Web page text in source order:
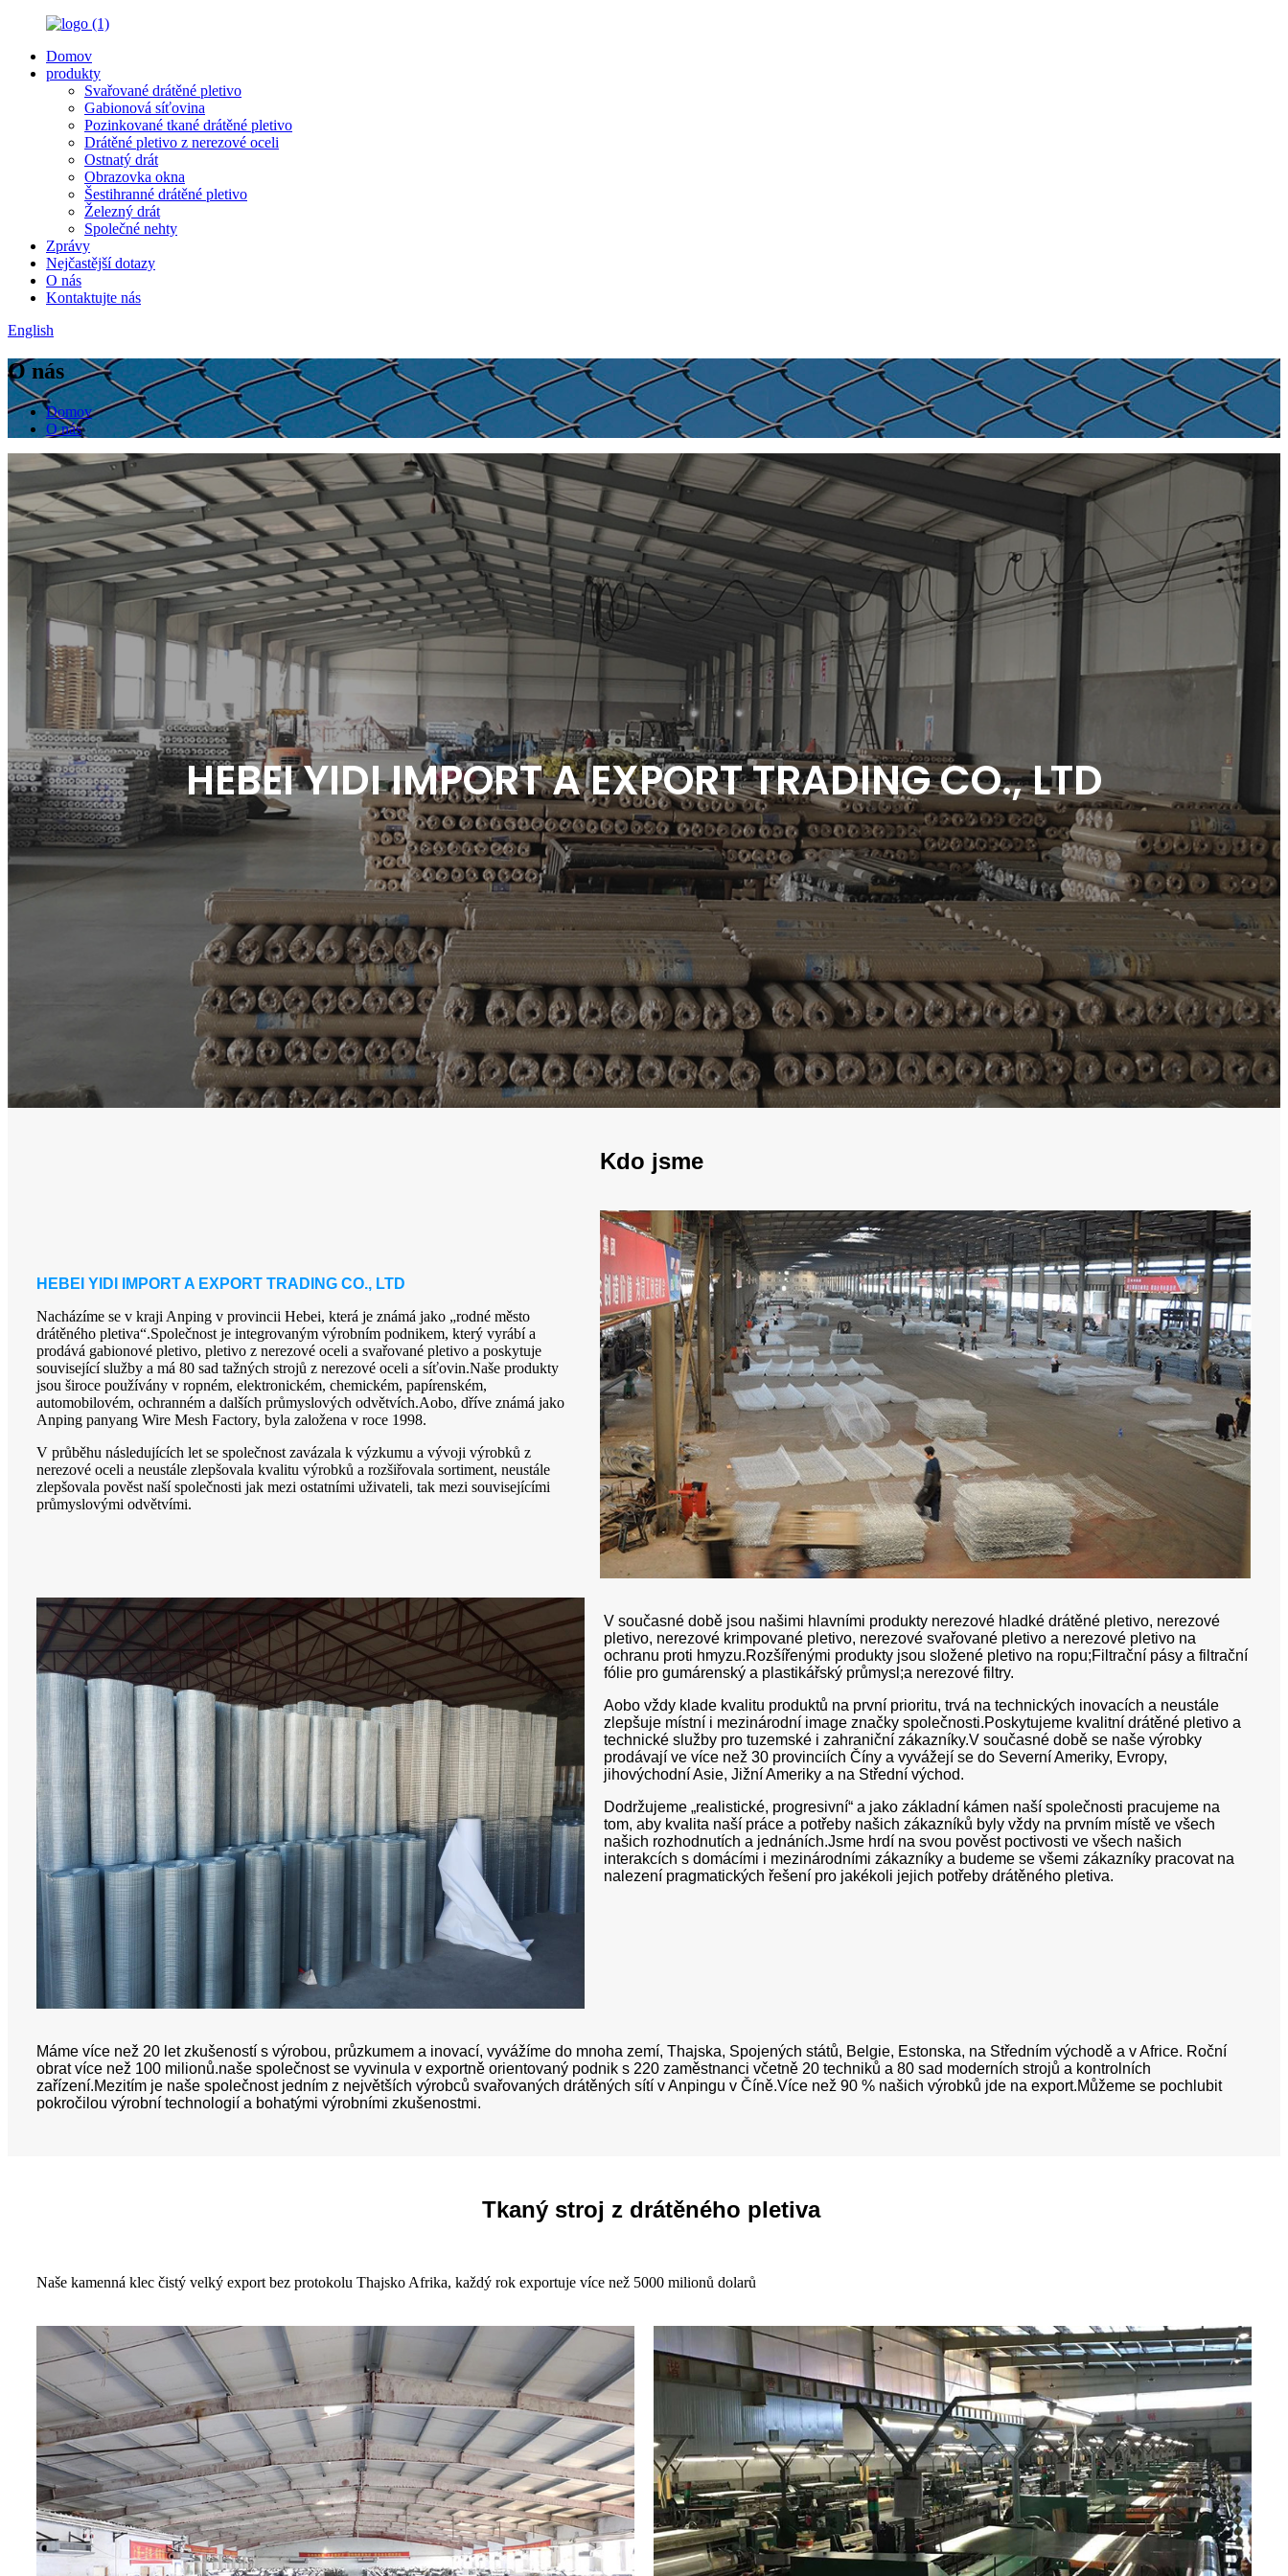
Domov
produkty
Svařované drátěné pletivo
Gabionová síťovina
Pozinkované tkané drátěné pletivo
Drátěné pletivo z nerezové oceli
Ostnatý drát
Obrazovka okna
Šestihranné drátěné pletivo
Železný drát
Společné nehty
Zprávy
Nejčastější dotazy
O nás
Kontaktujte nás
English
O nás
Domov
O nás
HEBEI YIDI IMPORT A EXPORT TRADING CO., LTD
Kdo jsme
HEBEI YIDI IMPORT A EXPORT TRADING CO., LTD
Nacházíme se v kraji Anping v provincii Hebei, která je známá jako „rodné město
drátěného pletiva“.Společnost je integrovaným výrobním podnikem, který vyrábí a
prodává gabionové pletivo, pletivo z nerezové oceli a svařované pletivo a poskytuje
související služby a má 80 sad tažných strojů z nerezové oceli a síťovin.Naše produkty
jsou široce používány v ropném, elektronickém, chemickém, papírenském,
automobilovém, ochranném a dalších průmyslových odvětvích.Aobo, dříve známá jako
Anping panyang Wire Mesh Factory, byla založena v roce 1998.
V průběhu následujících let se společnost zavázala k výzkumu a vývoji výrobků z
nerezové oceli a neustále zlepšovala kvalitu výrobků a rozšiřovala sortiment, neustále
zlepšovala pověst naší společnosti jak mezi ostatními uživateli, tak mezi souvisejícími
průmyslovými odvětvími.
V současné době jsou našimi hlavními produkty nerezové hladké drátěné pletivo, nerezové
pletivo, nerezové krimpované pletivo, nerezové svařované pletivo a nerezové pletivo na
ochranu proti hmyzu.Rozšířenými produkty jsou složené pletivo na ropu;Filtrační pásy a filtrační
fólie pro gumárenský a plastikářský průmysl;a nerezové filtry.
Aobo vždy klade kvalitu produktů na první prioritu, trvá na technických inovacích a neustále
zlepšuje místní i mezinárodní image značky společnosti.Poskytujeme kvalitní drátěné pletivo a
technické služby pro tuzemské i zahraniční zákazníky.V současné době se naše výrobky
prodávají ve více než 30 provinciích Číny a vyvážejí se do Severní Ameriky, Evropy,
jihovýchodní Asie, Jižní Ameriky a na Střední východ.
Dodržujeme „realistické, progresivní“ a jako základní kámen naší společnosti pracujeme na
tom, aby kvalita naší práce a potřeby našich zákazníků byly vždy na prvním místě ve všech
našich rozhodnutích a jednáních.Jsme hrdí na svou pověst poctivosti ve všech našich
interakcích s domácími i mezinárodními zákazníky a budeme se všemi zákazníky pracovat na
nalezení pragmatických řešení pro jakékoli jejich potřeby drátěného pletiva.
Máme více než 20 let zkušeností s výrobou, průzkumem a inovací, vyvážíme do mnoha zemí, Thajska, Spojených států, Belgie, Estonska, na Středním východě a v Africe. Roční
obrat více než 100 milionů.naše společnost se vyvinula v exportně orientovaný podnik s 220 zaměstnanci včetně 20 techniků a 80 sad moderních strojů a kontrolních
zařízení.Mezitím je naše společnost jedním z největších výrobců svařovaných drátěných sítí v Anpingu v Číně.Více než 90 % našich výrobků jde na export.Můžeme se pochlubit
pokročilou výrobní technologií a bohatými výrobními zkušenostmi.
Tkaný stroj z drátěného pletiva
Naše kamenná klec čistý velký export bez protokolu Thajsko Afrika, každý rok exportuje více než 5000 milionů dolarů